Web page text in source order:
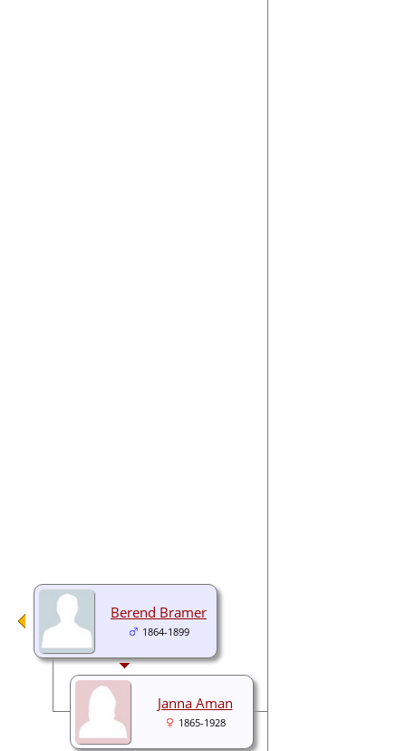
Berend Bramer
1864-1899
Janna Aman
1865-1928